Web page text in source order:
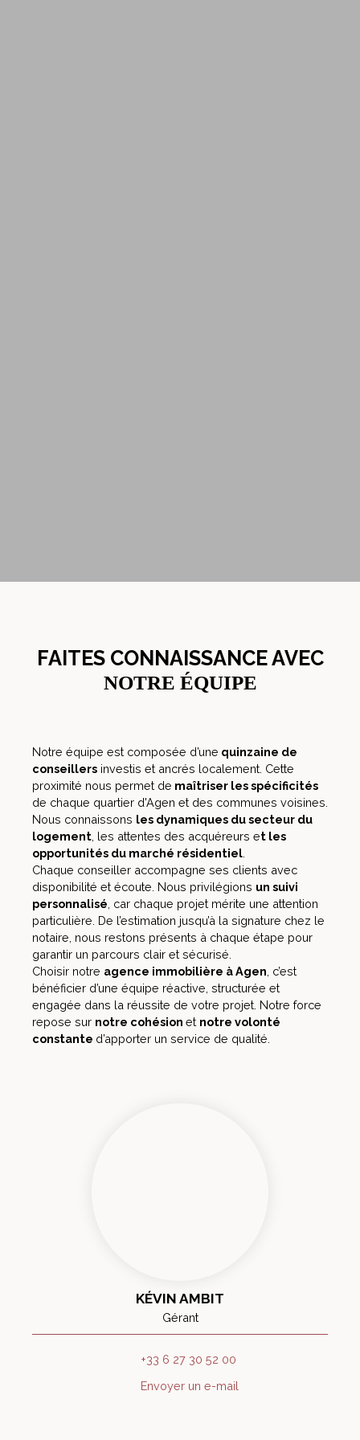
FAITES CONNAISSANCE AVEC
NOTRE ÉQUIPE
Notre équipe est composée d’une quinzaine de
conseillers investis et ancrés localement. Cette
proximité nous permet de maîtriser les spécificités
de chaque quartier d'Agen et des communes voisines.
Nous connaissons les dynamiques du secteur du
logement , les attentes des acquéreurs et les
opportunités du marché résidentiel
Chaque conseiller accompagne ses clients avec
disponibilité et écoute. Nous privilégions un suivi
personnalisé , car chaque projet mérite une attention
particulière. De l’estimation jusqu’à la signature chez le
notaire, nous restons présents à chaque étape pour
garantir un parcours clair et sécurisé.
Choisir notre agence immobilière à Agen , c’est
bénéficier d’une équipe réactive, structurée et
engagée dans la réussite de votre projet. Notre force
repose sur notre cohésion et notre volonté
constante d’apporter un service de qualité.
KÉVIN AMBIT
Gérant
+33 6 27 30 52 00
Envoyer un e-mail